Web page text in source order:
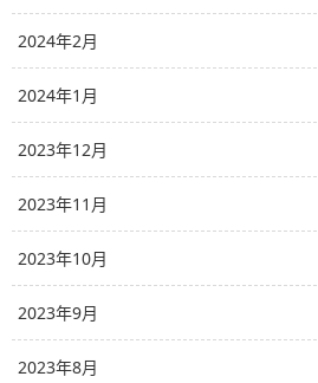
2024年2月
2024年1月
2023年12月
2023年11月
2023年10月
2023年9月
2023年8月